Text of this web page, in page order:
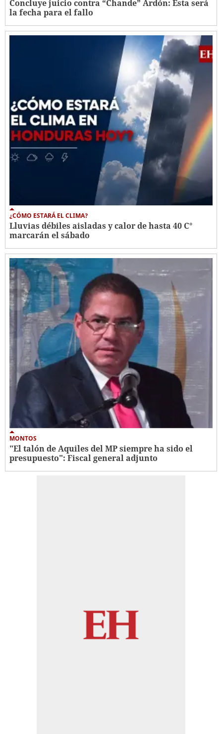
Concluye juicio contra “Chande” Ardón: Esta será
la fecha para el fallo
¿CÓMO ESTARÁ EL CLIMA?
Lluvias débiles aisladas y calor de hasta 40 C°
marcarán el sábado
MONTOS
"El talón de Aquiles del MP siempre ha sido el
presupuesto": Fiscal general adjunto